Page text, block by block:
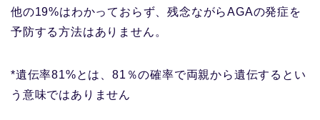
他の19%はわかっておらず、残念ながらAGAの発症を
予防する方法はありません。
*遺伝率81%とは、81％の確率で両親から遺伝するとい
う意味ではありません